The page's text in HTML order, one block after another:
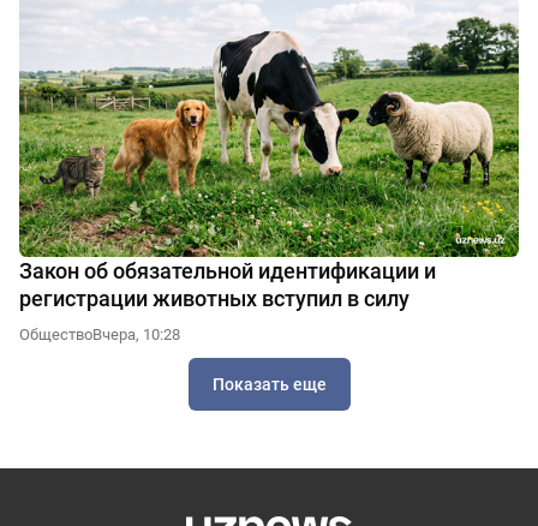
Закон об обязательной идентификации и
регистрации животных вступил в силу
ОбществоВчера, 10:28
Показать еще